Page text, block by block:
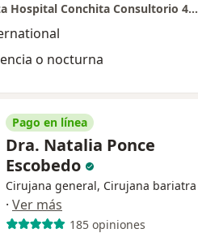
Christus Muguerza Hospital Conchita Consultorio 401
o nocturna
Pago en línea
Dra. Natalia Ponce
Escobedo
Cirujana general, Cirujana bariatra
· Ver más
185 opiniones